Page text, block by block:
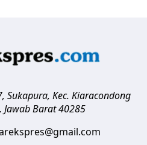
Sukapura, Kec. Kiaracondong
Jawab Barat 40285